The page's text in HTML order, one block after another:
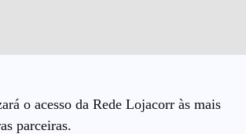
o acesso da Rede Lojacorr às mais
parceiras.